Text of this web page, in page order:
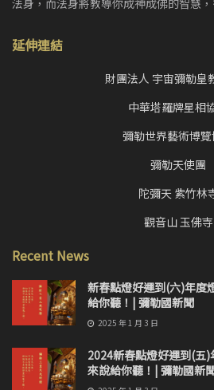
法身，而法身將教導你成神成佛的智慧
延伸連結
財團法人 宇宙彌勒皇
中華塔羅牌星相
彌勒世界藝術博
彌勒天使團
陀彌天 紫竹林
觀音山 玉佛寺
Recent News
新春點燈好運到(六)年度
給你聽！| 彌勒國新聞
2025 年 1 月 3 日
2024新春點燈好運到(五
來說給你聽！| 彌勒國新